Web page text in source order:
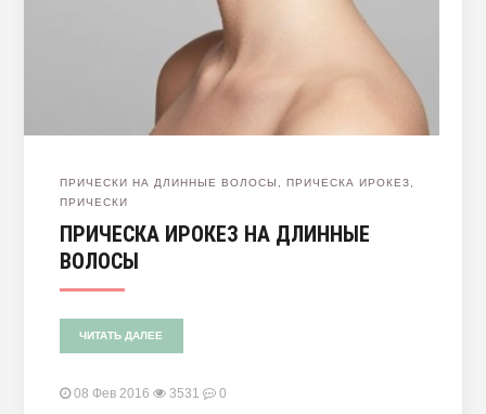
ПРИЧЕСКИ НА ДЛИННЫЕ ВОЛОСЫ ПРИЧЕСКА ИРОКЕЗ
ПРИЧЕСКИ
ПРИЧЕСКА ИРОКЕЗ НА ДЛИННЫЕ
ВОЛОСЫ
ЧИТАТЬ ДАЛЕЕ
08 Фев 2016 3531 0